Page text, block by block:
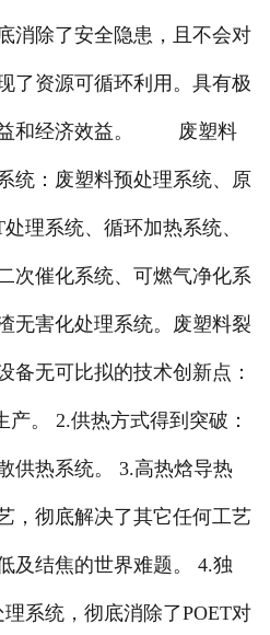
消除了安全隐患，且不会对
了资源可循环利用。具有极
益和经济效益。 废塑料
统：废塑料预处理系统、原
理系统、循环加热系统、
次催化系统、可燃气净化系
无害化处理系统。废塑料裂
备无可比拟的技术创新点：
。 2.供热方式得到突破：
供热系统。 3.高热焓导热
，彻底解决了其它任何工艺
及结焦的世界难题。 4.独
系统，彻底消除了POET对